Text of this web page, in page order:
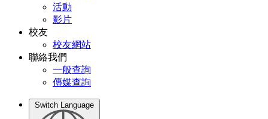
活動
影片
校友
校友網站
聯絡我們
一般查詢
傳媒查詢
Switch Language